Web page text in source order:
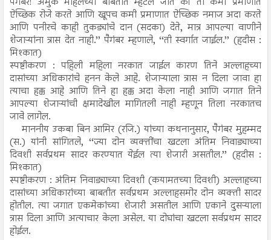
ऐच्छिक रोजे करते आणि खूपच कमी प्रमाणात ऐच्छिक नमाज अदा करते
आणि पनीरचे काही तुकड्यांचे दान (सदका) देते, मात्र आपल्या वाणीने
शेजाऱ्यांना त्रास देत नाही.’’ पैगंबर म्हणाले, ‘‘ती स्वर्गात जाईल.’’ (हदीस :
मिश्कात)
स्पष्टीकरण : पहिली महिला नरकात जाईल कारण तिने अल्लाहच्या
दासांच्या अधिकारांचे हनन केले आहे. शेजाऱ्याला त्रास न दिला जावा हा
त्याचा हक्क आहे आणि तिने हा हक्क अदा केला नाही आणि जगात तिने
आपल्या शेजाऱ्यांची क्षमादेखील मागितली नाही म्हणून तिला नरकातच
जावे लागेल.
माननीय उकबा बिन आमिर (रजि.) यांच्या कथनानुसार, पैगंबर मुहम्मद
(स.) यांनी सांगितले, ‘‘ज्या दोन व्यक्तींचा खटला अंतिम निवाड्याच्या
दिवशी सर्वप्रथम सादर करण्यात येईल त्या शेजारी असतील.’’ (हदीस :
मिश्कात)
स्पष्टीकरण : अंतिम निवाड्याच्या दिवशी (कयामतच्या दिवशी) अल्लाहच्या
दासांच्या अधिकारांच्या बाबतीत सर्वप्रथम अल्लाहसमोर दोन व्यक्ती सादर
होतील. त्या जगात एकमेकांच्या शेजारी असतील आणि एकाने दुसऱ्याला
त्रास दिला आणि अत्याचार केला असेल. या दोघांचा खटला सर्वप्रथम सादर
होईल.